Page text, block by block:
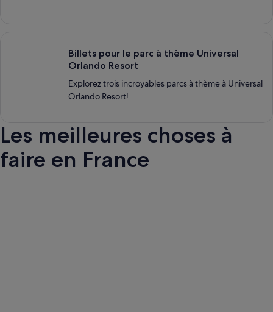
Billets pour le parc à thème Universal
Orlando Resort
Explorez trois incroyables parcs à thème à Universal
Orlando Resort!
Les meilleures choses à
faire en France